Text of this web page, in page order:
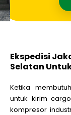
Ekspedisi
Selatan
Ketika
untuk kirim
kompresor